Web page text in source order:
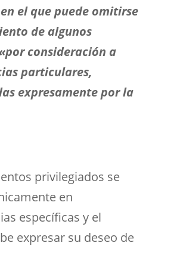
el que puede omitirse
de algunos
consideración a
particulares,
expresamente por la
privilegiados se
en
específicas y el
expresar su deseo de